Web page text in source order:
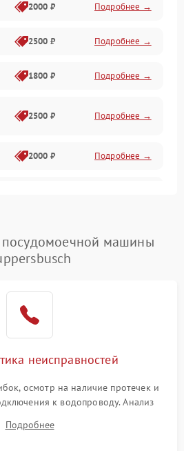
2000 ₽ Подробнее →
2500 ₽ Подробнее →
1800 ₽ Подробнее →
2500 ₽ Подробнее →
2000 ₽ Подробнее →
1800 ₽ Подробнее →
1700 ₽
2100 ₽ Подробнее →
машины
неисправностей
осмотр на наличие протечек и
к водопроводу. Анализ
слива, нагрева, вращения
срабатывание системы защиты
Подробнее